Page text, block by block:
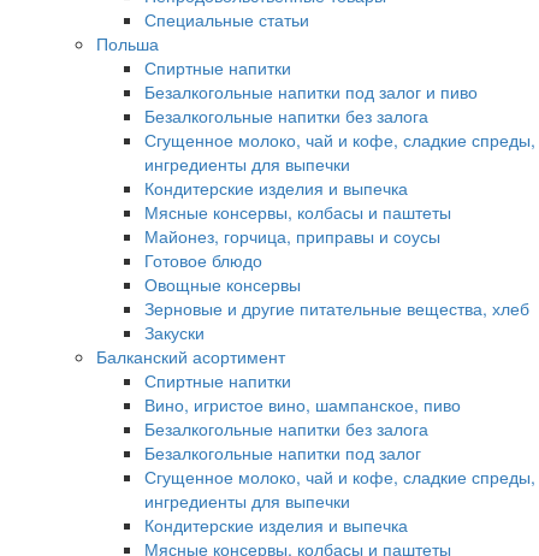
Специальные статьи
Польша
Спиртные напитки
Безалкогольные напитки под залог и пиво
Безалкогольные напитки без залога
Сгущенное молоко, чай и кофе, сладкие спреды,
ингредиенты для выпечки
Кондитерские изделия и выпечка
Мясные консервы, колбасы и паштеты
Майонез, горчица, приправы и соусы
Готовое блюдо
Овощные консервы
Зерновые и другие питательные вещества, хлеб
Закуски
Балканский асортимент
Спиртные напитки
Вино, игристое вино, шампанское, пиво
Безалкогольные напитки без залога
Безалкогольные напитки под залог
Сгущенное молоко, чай и кофе, сладкие спреды,
ингредиенты для выпечки
Кондитерские изделия и выпечка
Мясные консервы, колбасы и паштеты